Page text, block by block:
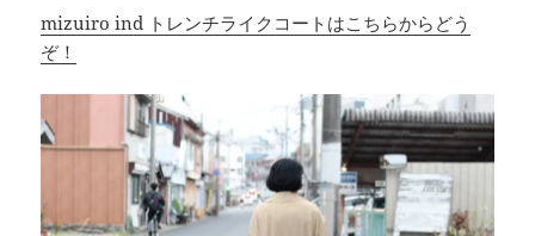
mizuiro ind トレンチライクコートはこちらからどう
ぞ！